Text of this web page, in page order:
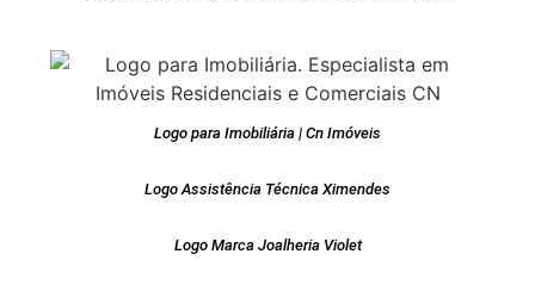
Logo para Imobiliária | Cn Imóveis
Logo Assistência Técnica Ximendes
Logo Marca Joalheria Violet